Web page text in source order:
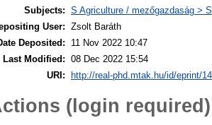
Subjects: S Agriculture / mezőgazdaság >
User: Zsolt Baráth
Deposited:
11 Nov 2022 10:47
Last Modified: 08 Dec 2022 15:54
URI:
http://real-phd.mtak.hu/id/eprint/
(login required)